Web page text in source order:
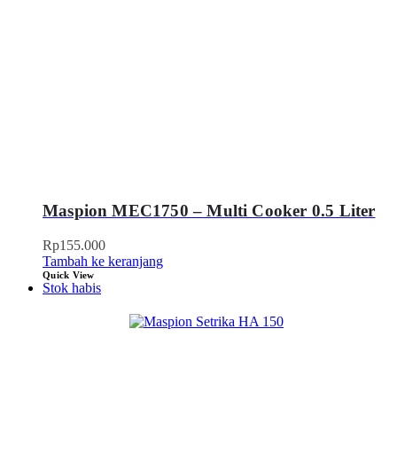
Maspion MEC1750 – Multi Cooker 0.5 Liter
Rp155.000
Tambah ke keranjang
Quick View
Stok habis